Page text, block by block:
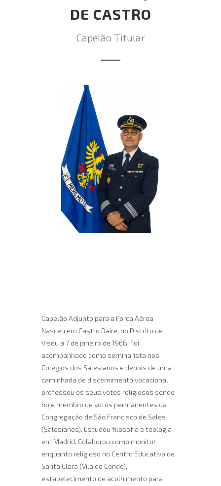
DE CASTRO
Capelão Titular
Capelão Adjunto para a Força Aérea
Nasceu em Castro Daire, no Distrito de
Viseu a 7 de janeiro de 1968. Foi
acompanhado como seminarista nos
Colégios dos Salesianos e depois de uma
caminhada de discernimento vocacional
professou os seus votos religiosos sendo
hoje membro de votos permanentes da
Congregação de São Francisco de Sales
(Salesianos). Estudou filosofia e teologia
em Madrid. Colaborou como monitor
enquanto religioso no Centro Educativo de
Santa Clara (Vila do Conde),
estabelecimento de acolhimento para